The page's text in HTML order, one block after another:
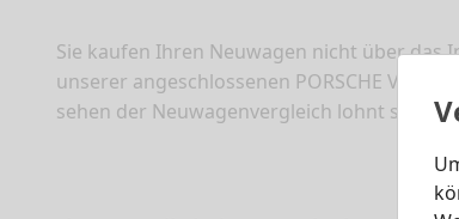
Sie kaufen Ihren Neuwagen nicht über
unserer angeschlossenen PORSCHE
sehen der Neuwagenvergleich lohnt sich,